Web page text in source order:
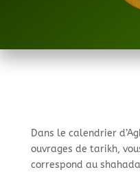
Dans le calendrier
ouvrages de tarikh,
correspond au